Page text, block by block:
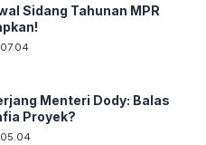
Sidang Tahunan MPR
Menteri Dody: Balas
Proyek?